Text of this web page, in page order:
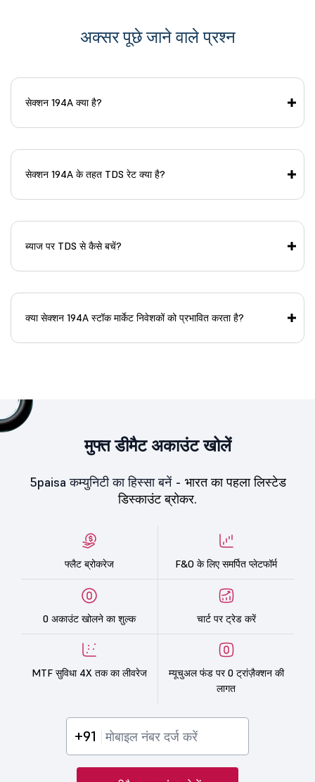
अक्सर पूछे जाने वाले प्रश्न
सेक्शन 194A क्या है?
सेक्शन 194A के तहत TDS रेट क्या है?
ब्याज पर TDS से कैसे बचें?
क्या सेक्शन 194A स्टॉक मार्केट निवेशकों को प्रभावित करता है?
मुफ्त डीमैट अकाउंट खोलें
5paisa कम्युनिटी का हिस्सा बनें - भारत का पहला लिस्टेड
डिस्काउंट ब्रोकर.
फ्लैट ब्रोकरेज F&O के लिए समर्पित प्लेटफॉर्म
0 अकाउंट खोलने का शुल्क चार्ट पर ट्रेड करें
MTF सुविधा 4X तक का लीवरेज
म्यूचुअल फंड पर 0 ट्रांज़ैक्शन की
लागत
+91